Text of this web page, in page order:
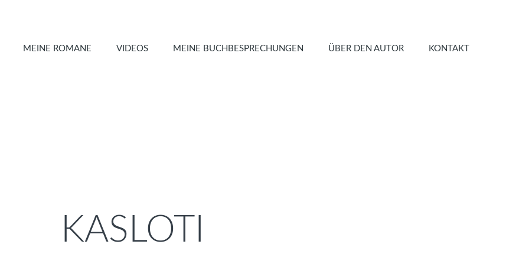
MEINE ROMANE VIDEOS MEINE BUCHBESPRECHUNGEN ÜBER DEN AUTOR KONTAKT
KASLOTI